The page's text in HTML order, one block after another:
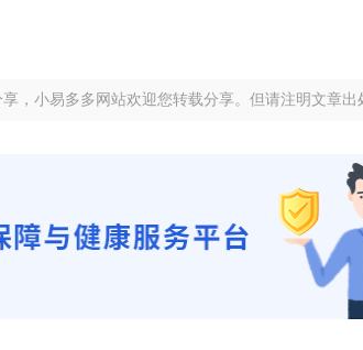
，小易多多网站欢迎您转载分享。但请注明文章出